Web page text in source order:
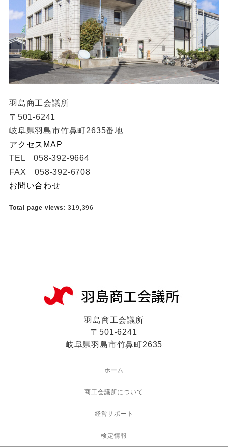
羽島商工会議所
〒501-6241
岐阜県羽島市竹鼻町2635番地
アクセスMAP
TEL 058-392-9664
FAX 058-392-6708
お問い合わせ
Total page views:319,396
羽島商工会議所
〒501-6241
岐阜県羽島市竹鼻町2635
ホーム
商工会議所について
経営サポート
検定情報